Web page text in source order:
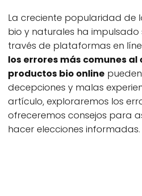
La creciente popularidad de
bio y naturales ha
través de plataformas en
los errores más comunes al
productos bio online
decepciones y malas
artículo, exploraremos los
ofreceremos consejos para
hacer elecciones informadas.